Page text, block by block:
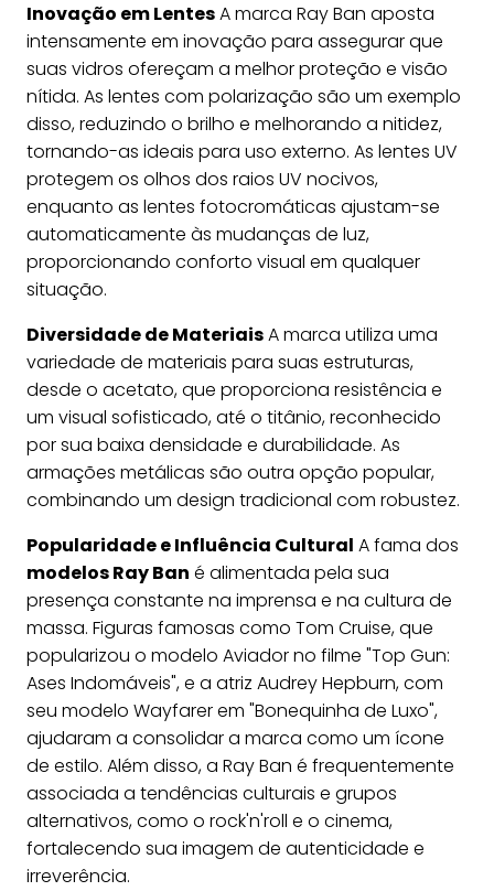
Inovação em LentesA marca Ray Ban aposta
intensamente em inovação para assegurar que
suas vidros ofereçam a melhor proteção e visão
nítida. As lentes com polarização são um exemplo
disso, reduzindo o brilho e melhorando a nitidez,
tornando-as ideais para uso externo. As lentes UV
protegem os olhos dos raios UV nocivos,
enquanto as lentes fotocromáticas ajustam-se
automaticamente às mudanças de luz,
proporcionando conforto visual em qualquer
situação.
Diversidade de MateriaisA marca utiliza uma
variedade de materiais para suas estruturas,
desde o acetato, que proporciona resistência e
um visual sofisticado, até o titânio, reconhecido
por sua baixa densidade e durabilidade. As
armações metálicas são outra opção popular,
combinando um design tradicional com robustez.
Popularidade e Influência Cultural A fama dos
modelos Ray Ban é alimentada pela sua
presença constante na imprensa e na cultura de
massa. Figuras famosas como Tom Cruise, que
popularizou o modelo Aviador no filme "Top Gun:
Ases Indomáveis", e a atriz Audrey Hepburn, com
seu modelo Wayfarer em "Bonequinha de Luxo",
ajudaram a consolidar a marca como um ícone
de estilo. Além disso, a Ray Ban é frequentemente
associada a tendências culturais e grupos
alternativos, como o rock'n'roll e o cinema,
fortalecendo sua imagem de autenticidade e
irreverência.